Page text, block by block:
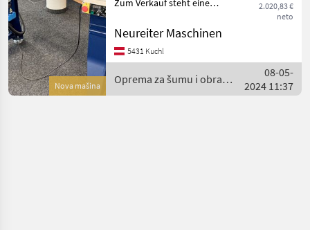
Nova mašina
2.020,83 €
neto
Drechselmeister Twister FU
Spitzenweite von 715 mm.
Neureiter Maschinen
5431 Kuchl
Oprema za šumu i obradu
drveta / Sonstige
08-05-
2024 11:37